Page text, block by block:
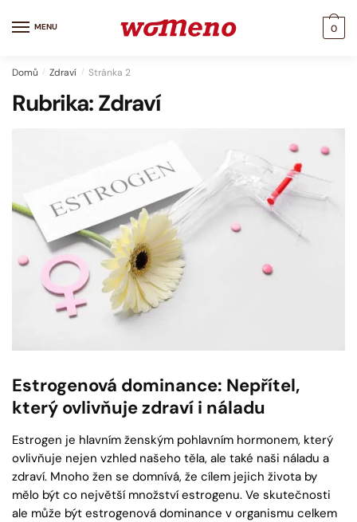
MENU 0
Domů / Zdraví / Stránka 2
Rubrika:Zdraví
Estrogenová dominance: Nepřítel,
který ovlivňuje zdraví i náladu
Estrogen je hlavním ženským pohlavním hormonem, který
ovlivňuje nejen vzhled našeho těla, ale také naši náladu a
zdraví. Mnoho žen se domnívá, že cílem jejich života by
mělo být co největší množství estrogenu. Ve skutečnosti
ale může být estrogenová dominance v organismu celkem